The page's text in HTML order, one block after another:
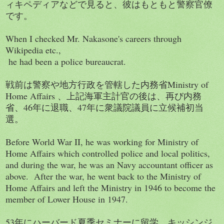
ィキペディアなどで見ると、彼はもともと警察官僚
です。
When I checked Mr. Nakasone's careers through
Wikipedia etc.,
he had been a police bureaucrat.
戦前は警察や地方行政を管轄した内務省Ministry of
Home Affairs 、上記海軍主計官の後は、再び内務
省、46年に退職、47年に衆議院議員に立候補初当
選。
Before World War II, he was working for Ministry of
Home Affairs which controlled police and local politics,
and during the war, he was an Navy accountant officer as
above. After the war, he went back to the Ministry of
Home Affairs and left the Ministry in 1946 to become the
member of Lower House in 1947.